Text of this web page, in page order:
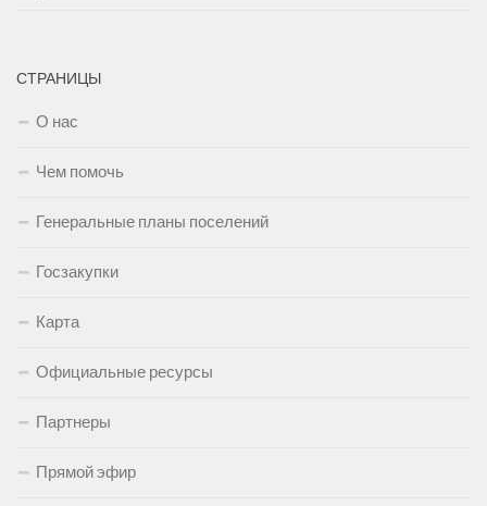
СТРАНИЦЫ
О нас
Чем помочь
Генеральные планы поселений
Госзакупки
Карта
Официальные ресурсы
Партнеры
Прямой эфир